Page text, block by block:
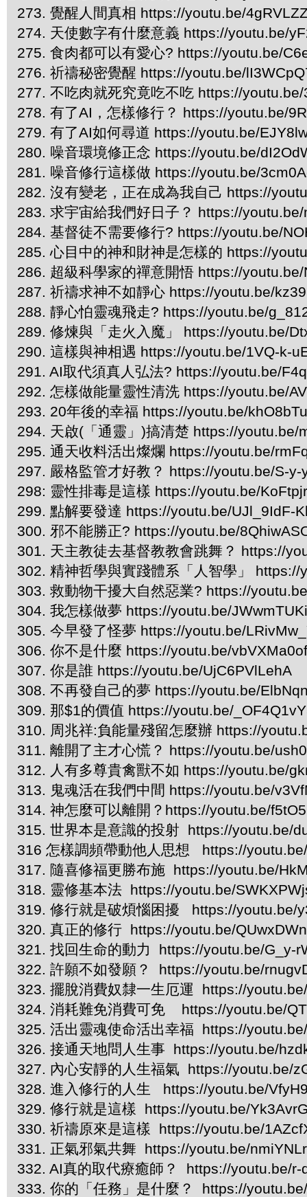
273. 覺醒人間真相 https://youtu.be/
274. 天使數字有什麼意義 https://youtu.be/
275. 食肉都可以有愛心? https://youtu.be/
276. 祈禱秘密覺醒 https://youtu.be/
277. 不吃肉就死究竟吃不吃 https://
278. 有了AI，怎樣修行？ https://youtu.be/
279. 有了AI如何尋道 https://youtu.be/
280. 噪音環境修正念 https://youtu.be/
281. 噪音修行這樣做 https://youtu.be/
282. 沒有變老，正在成為我自己 https://
283. 求宇宙給我們好日子？ https://
284. 基督徒不需要修行? https://youtu.be/
285. 心目中的神和財神是怎樣的 https://
286. 超級科學家的禪意開悟 https://youtu.be/
287. 祈禱求神不如靜心 https://youtu.be/
288. 靜心怕靈魂飛走? https://youtu.be/
289. 修煉與「走火入魔」 https://youtu.be/
290. 這樣與神相遇 https://youtu.be/1VQ-k-
291. AI取代須真人弘法? https://youtu.be/
292. 怎樣做能量靈性清洗 https://youtu.be/
293. 20年後的幸福 https://youtu.be/
294. 天啟(「通靈」)搞清楚 https://youtu.be/
295. 通天收料活出燦爛 https://youtu.be/
297. 嚴格監管才好教？ https://youtu.be/S-y-
298: 靈性排毒是這樣 https://youtu.be/
299. 點解要發達 https://youtu.be/UJl_9IdF-
300. 邪不能勝正? https://youtu.be/
301. 天主教徒去基督教教會跳舞？ https://
302. 精神哲學與實踐體系「人智學」
303. 救動物干擾大自然惡業? https://
304. 我怎樣做夢 https://youtu.be/
305. 今早發了怪夢 https://youtu.be/
306. 你不是什麼 https://youtu.be/
307. 你是誰 https://youtu.be/UjC6PVlLehA
308. 不再發自己的夢 https://youtu.be/
309. 那$1的價值 https://youtu.be/
310. 周兆祥:負能量殘留怎麼辦 https://
311. 離開了主才心慌？ https://youtu.be/
312. 人有多尊貴禽獸不如 https://youtu.be/
313. 鬼魂活在我們中間 https://youtu.be/
314. 神怎麼可以離開？https://youtu.be/
315. 世界本是意識的投射 https://youtu.be/
316 怎樣調頻帶動他人思想 https://
317. 隨喜修福更勝布施 https://youtu.be/
318. 靈修基本法 https://youtu.be/
319. 修行就是破煩惱困擾 https://youtu.be/
320. 真正的修行 https://youtu.be/
321. 找回生命的動力 https://youtu.be/G_y-
322. 許願不如發願？ https://youtu.be/
323. 擺脫消費奴隸一生厄運 https://
324. 消耗難免消費可免 https://youtu.be/
325. 活出靈魂使命活出幸福 https://
326. 接通天地問人生事 https://youtu.be/
327. 內心安靜的人生福氣 https://youtu.be/
328. 進入修行的人生 https://youtu.be/
329. 修行就是這樣 https://youtu.be/
330. 祈禱原來是這樣 https://youtu.be/
331. 正氣邪氣共舞 https://youtu.be/
332. AI真的取代療癒師？ https://youtu.be/r-
333. 你的「任務」是什麼？ https://